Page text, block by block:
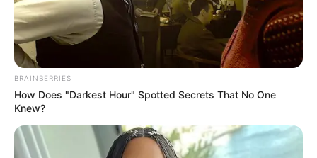
ΣΠΑΜΕ ΤΟ ΜΑΤΡΙΞ – ΤΟ ΒΙΒΛΙΟ
BRAINBERRIES
How Does "Darkest Hour" Spotted Secrets That No One
Knew?